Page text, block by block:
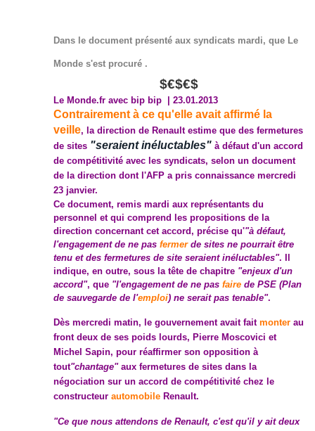
Dans le document présenté aux syndicats mardi, que Le
Monde s'est procuré .
$€$€$
Le Monde.fr avec bip bip | 23.01.2013
Contrairement à ce qu'elle avait affirmé la
veille, la direction de Renault estime que des fermetures
de sites "seraient inéluctables" à défaut d'un accord
de compétitivité avec les syndicats, selon un document
de la direction dont l'AFP a pris connaissance mercredi
23 janvier.
Ce document, remis mardi aux représentants du
personnel et qui comprend les propositions de la
direction concernant cet accord, précise qu'"à défaut,
l'engagement de ne pas fermerde sites ne pourrait être
tenu et des fermetures de site seraient inéluctables". Il
indique, en outre, sous la tête de chapitre "enjeux d'un
accord", que "l'engagement de ne pas faire de PSE (Plan
de sauvegarde de l'emploi) ne serait pas tenable".
Dès mercredi matin, le gouvernement avait fait monter au
front deux de ses poids lourds, Pierre Moscovici et
Michel Sapin, pour réaffirmer son opposition à
tout"chantage"aux fermetures de sites dans la
négociation sur un accord de compétitivité chez le
constructeur automobile Renault.
"Ce que nous attendons de Renault, c'est qu'il y ait deux